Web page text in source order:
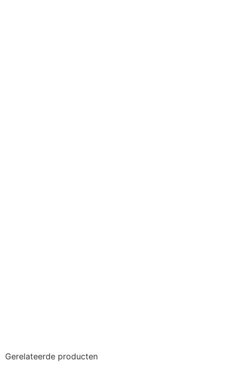
Gerelateerde producten